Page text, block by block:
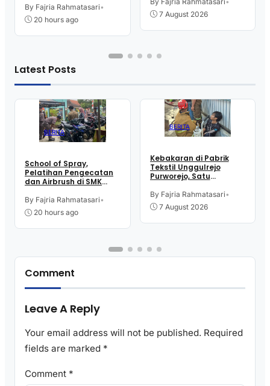
Kutoarjo
By Fajria Rahmatasari•
20 hours ago
Damkar Sesak Nafas
7 August 2026
Latest Posts
BERITA
School of Spray,
Pelatihan Pengecatan
dan Airbrush di SMK
Kutoarjo
By Fajria Rahmatasari•
20 hours ago
BERITA
Kebakaran di Pabrik
Tekstil Unggulrejo
Purworejo, Satu
Tulang, Petugas
Damkar Sesak Nafas
By Fajria Rahmatasari•
7 August 2026
Comment
Leave A Reply
Your email address will not be published. Required
fields are marked *
Comment *